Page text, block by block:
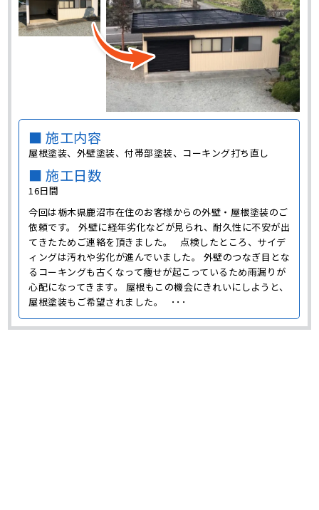
■ 施工内容
屋根塗装、外壁塗装、付帯部塗装、コーキング打ち直し
■ 施工日数
16日間
今回は栃木県鹿沼市在住のお客様からの外壁・屋根塗装のご
依頼です。 外壁に経年劣化などが見られ、耐久性に不安が出
てきたためご連絡を頂きました。 点検したところ、サイデ
ィングは汚れや劣化が進んでいました。 外壁のつなぎ目とな
るコーキングも古くなって痩せが起こっているため雨漏りが
心配になってきます。 屋根もこの機会にきれいにしようと、
屋根塗装もご希望されました。 ･･･